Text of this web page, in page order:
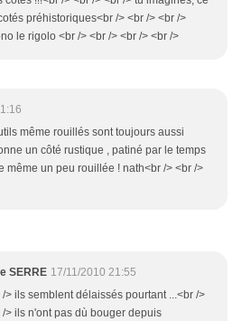
préhistoriques<br /> <br /> <br />
le rigolo <br /> <br /> <br /> <br />
même rouillés sont toujours aussi
un côté rustique , patiné par le temps
même un peu rouillée ! nath<br /> <br />
SERRE 17/11/2010 21:55
/> ils semblent délaissés pourtant ...<br />
/> ils n'ont pas dù bouger depuis